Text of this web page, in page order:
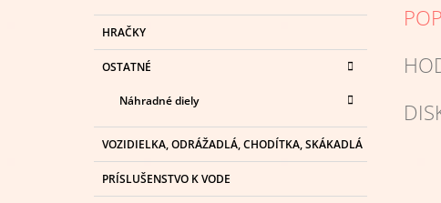
HRAČKY
OSTATNÉ
Náhradné diely
VOZIDIELKA, ODRÁŽADLÁ, CHODÍTKA, SKÁKADLÁ
PRÍSLUŠENSTVO K VODE